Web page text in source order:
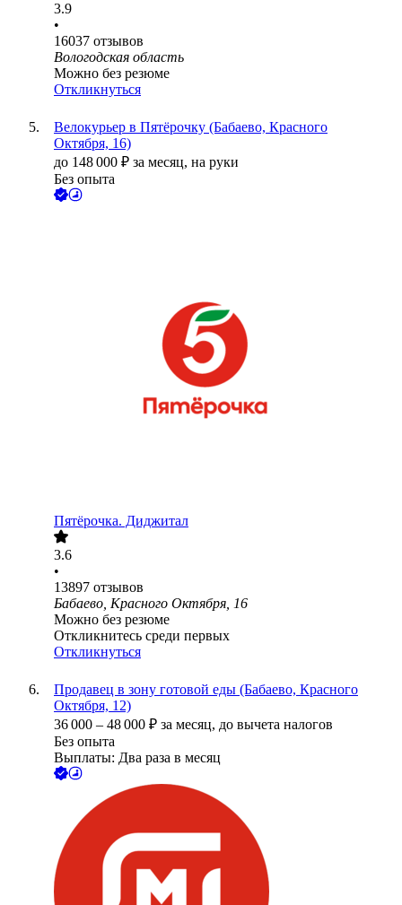
3.9
•
16037 отзывов
Вологодская область
Можно без резюме
Откликнуться
Велокурьер в Пятёрочку (Бабаево, Красного
Октября, 16)
до 148 000 ₽ за месяц, на руки
Без опыта
Пятёрочка. Диджитал
3.6
•
13897 отзывов
Бабаево, Красного Октября, 16
Можно без резюме
Откликнитесь среди первых
Откликнуться
Продавец в зону готовой еды (Бабаево, Красного
Октября, 12)
36 000 – 48 000 ₽ за месяц, до вычета налогов
Без опыта
Выплаты: Два раза в месяц